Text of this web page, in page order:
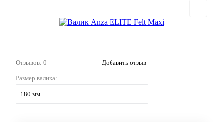
Отзывов: 0 Добавить отзыв
Размер валика:
180 мм